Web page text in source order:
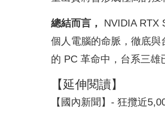
總結而言，
NVIDIA RTX
個人電腦的命脈，徹底
的 PC 革命中，台系三雄
【延伸閱讀】
【國內新聞】- 狂攬近